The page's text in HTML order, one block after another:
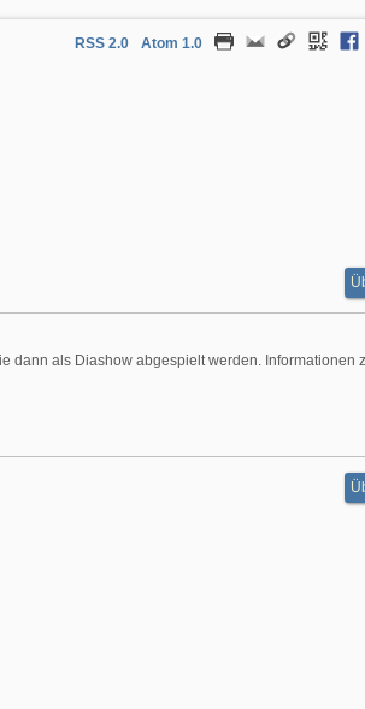
RSS 2.0 Atom 1.0
dann als Diashow abgespielt werden. Informationen